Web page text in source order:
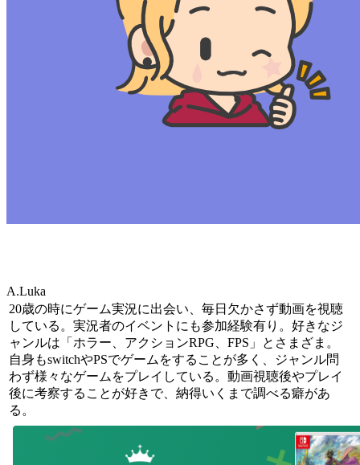
A.Luka
20歳の時にゲーム実況に出会い、毎日欠かさず動画を視聴
している。実況者のイベントにも参加経験有り。好きなジ
ャンルは「ホラー、アクションRPG、FPS」とさまざま。
自身もswitchやPSでゲームをすることが多く、ジャンル問
わず様々なゲームをプレイしている。動画視聴後やプレイ
後に考察することが好きで、納得いくまで調べる癖があ
る。